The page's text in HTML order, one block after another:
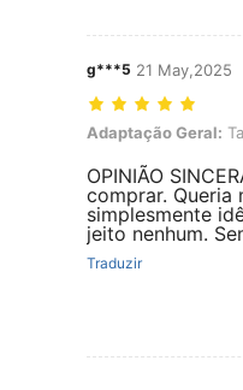
g***5 21 May,2025
Adaptação Geral:
Adaptação Geral:
OPINIÃO
comprar. Queria
simplesmente
jeito nenhum.
Traduzir